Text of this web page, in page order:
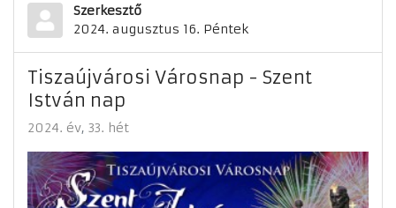
Szerkesztő
2024. augusztus 16. Péntek
Tiszaújvárosi Városnap - Szent
István nap
2024. év 33. hét